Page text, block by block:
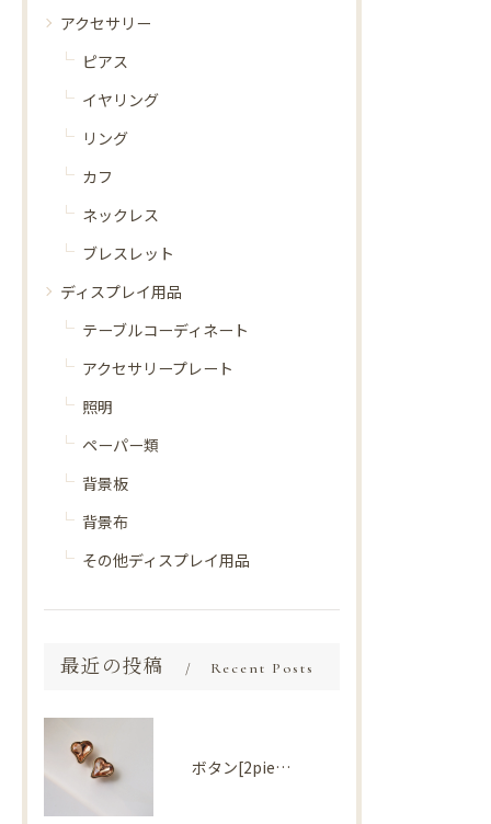
アクセサリー
ピアス
イヤリング
リング
カフ
ネックレス
ブレスレット
ディスプレイ用品
テーブルコーディネート
アクセサリープレート
照明
ペーパー類
背景板
背景布
その他ディスプレイ用品
最近の投稿 Recent Posts
ボタン[2piece] Import parts No2730